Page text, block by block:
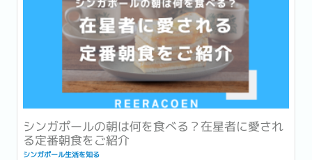
シンガポールの朝は何を食べる？在星者に愛され
る定番朝食をご紹介
シンガポール生活を知る